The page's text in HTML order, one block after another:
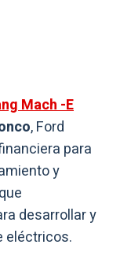
Mach -E
, Ford
para
y
desarrollar y
eléctricos.